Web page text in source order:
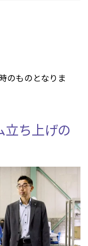
のものとなりま
立ち上げの